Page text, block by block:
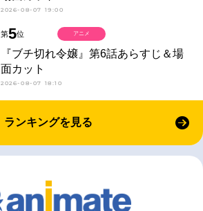
2026-08-07 19:00
第5位
『ブチ切れ令嬢』第6話あらすじ＆場
面カット
2026-08-07 18:10
アニメ
ランキングを見る